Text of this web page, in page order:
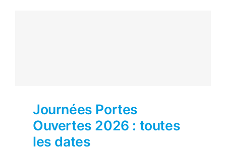
Journées Portes
Ouvertes 2026 : toutes
les dates